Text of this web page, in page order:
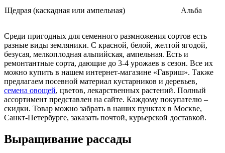
Щедрая (каскадная или ампельная) Альба
Среди пригодных для семенного размножения сортов есть
разные виды земляники. С красной, белой, желтой ягодой,
безусая, мелкоплодная альпийская, ампельная. Есть и
ремонтантные сорта, дающие до 3-4 урожаев в сезон. Все их
можно купить в нашем интернет-магазине «Гавриш». Также
предлагаем посевной материал кустарников и деревьев,
семена овощей, цветов, лекарственных растений. Полный
ассортимент представлен на сайте. Каждому покупателю –
скидки. Товар можно забрать в наших пунктах в Москве,
Санкт-Петербурге, заказать почтой, курьерской доставкой.
Выращивание рассады